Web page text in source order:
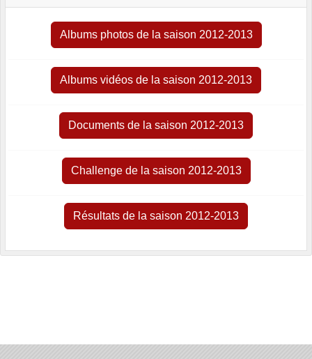
Albums photos de la saison 2012-2013
Albums vidéos de la saison 2012-2013
Documents de la saison 2012-2013
Challenge de la saison 2012-2013
Résultats de la saison 2012-2013